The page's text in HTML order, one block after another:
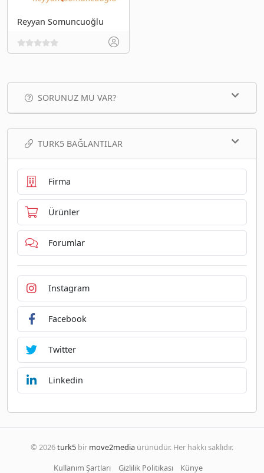
Reyyan Somuncuoğlu
SORUNUZ MU VAR?
TURK5 BAĞLANTILAR
Firma
Ürünler
Forumlar
Instagram
Facebook
Twitter
Linkedin
© 2026turk5 bir move2media ürünüdür. Her hakkı saklıdır.
Kullanım Şartları
Gizlilik Politikası Künye